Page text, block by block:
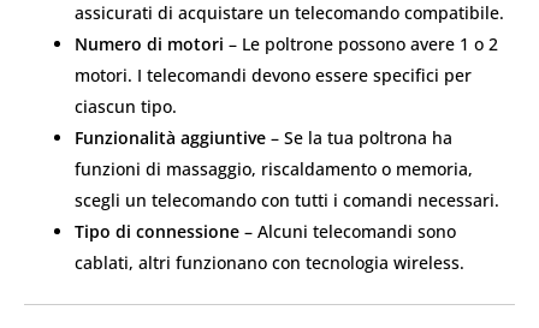
assicurati di acquistare un telecomando compatibile.
Numero di motori – Le poltrone possono avere 1 o 2
motori. I telecomandi devono essere specifici per
ciascun tipo.
Funzionalità aggiuntive – Se la tua poltrona ha
funzioni di massaggio, riscaldamento o memoria,
scegli un telecomando con tutti i comandi necessari.
Tipo di connessione – Alcuni telecomandi sono
cablati, altri funzionano con tecnologia wireless.